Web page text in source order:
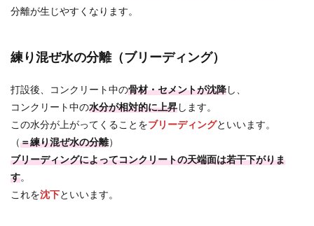
分離が生じやすくなります。
練り混ぜ水の分離（ブリーディング）
打設後、コンクリート中の骨材・セメントが沈降し、
コンクリート中の水分が相対的に上昇します。
この水分が上がってくることをブリーディングといいます。
（＝練り混ぜ水の分離）
ブリーディングによってコンクリートの天端面は若干下がりま
す。
これを沈下といいます。